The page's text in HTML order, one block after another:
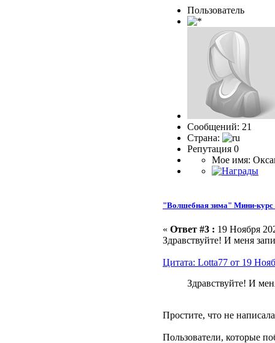
Пользоватeль
Сообщений: 21
Страна:
Репутация 0
Мое имя:
"Волшебная зима" Мини-курс
« Ответ #3 : 19 Ноября
Здравствуйте! И меня
Цитата: Lotta77 от 19
Здравствуйте! И
Простите, что не
Пользователи, которые